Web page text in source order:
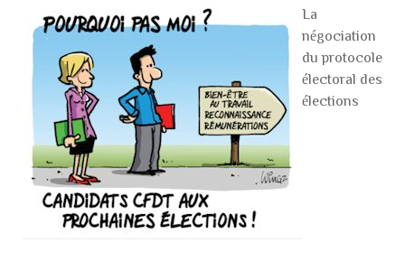
La
négociation
du protocole
électoral des
élections